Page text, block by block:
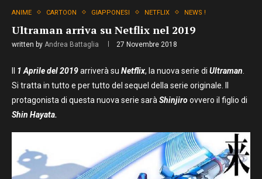
ANIME CARTOON GIAPPONESI NETFLIX NEWS !
Ultraman arriva su Netflix nel 2019
written by Andrea Battaglia 27 Novembre 2018
Il 1 Aprile del 2019arriverà su Netflix, la nuova serie di Ultraman
Si tratta in tutto e per tutto del sequel della serie originale. Il
protagonista di questa nuova serie sarà Shinjiroovvero il figlio di
Shin Hayata.